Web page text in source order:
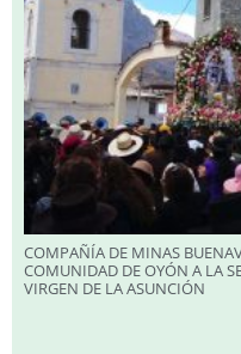
COMPAÑÍA DE MINAS
COMUNIDAD DE OYÓN A LA
VIRGEN DE LA ASUNCIÓN